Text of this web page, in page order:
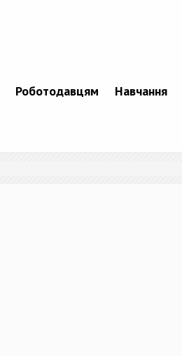
Роботодавцям Навчання